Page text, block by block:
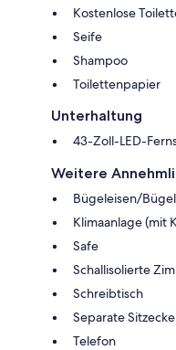
Kostenlose
Seife
Shampoo
Toilettenpapier
Unterhaltung
43-Zoll-LED-
Weitere
Bügeleisen/
Klimaanlage (mit
Safe
Schallisolierte
Schreibtisch
Separate Sitzecke
Telefon